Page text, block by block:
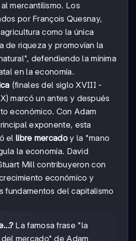
mercantilismo. Los
por François Quesnay,
como la única
de riqueza y promovían la
defendiendo la mínima
en la economía.
(finales del siglo XVIII -
marcó un antes y después
económico. Con Adam
exponente, esta
ellibre mercadoy la "mano
la economía. David
Mill contribuyeron con
económico y
fundamentos del capitalismo
La famosa frase "la
mercado" de Adam